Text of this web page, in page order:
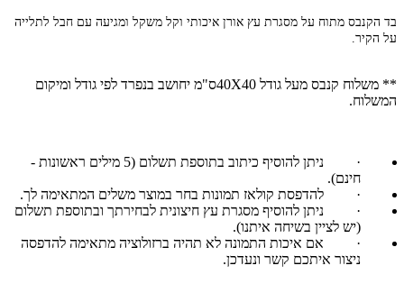
בד הקנבס מתוח על מסגרת עץ אורן איכותי וקל משקל ומגיעה עם חבל לתלייה
על הקיר.
** משלוח קנבס מעל גודל 40X40ס"מ יחושב בנפרד לפי גודל ומיקום
המשלוח.
·
ניתן להוסיף כיתוב בתוספת תשלום (5 מילים ראשונות -
חינם).
·
להדפסת קולאז תמונות בחר במוצר משלים המתאימה לך.
·
ניתן להוסיף מסגרת עץ חיצונית לבחירתך ובתוספת תשלום
(יש לציין בשיחה איתנו).
·
אם איכות התמונה לא תהיה ברזולוציה מתאימה להדפסה
ניצור איתכם קשר ונעדכן.